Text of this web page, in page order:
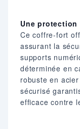
Une
Ce coffre-fort
assurant la
supports
déterminée en
robuste en
sécurisé
efficace contre